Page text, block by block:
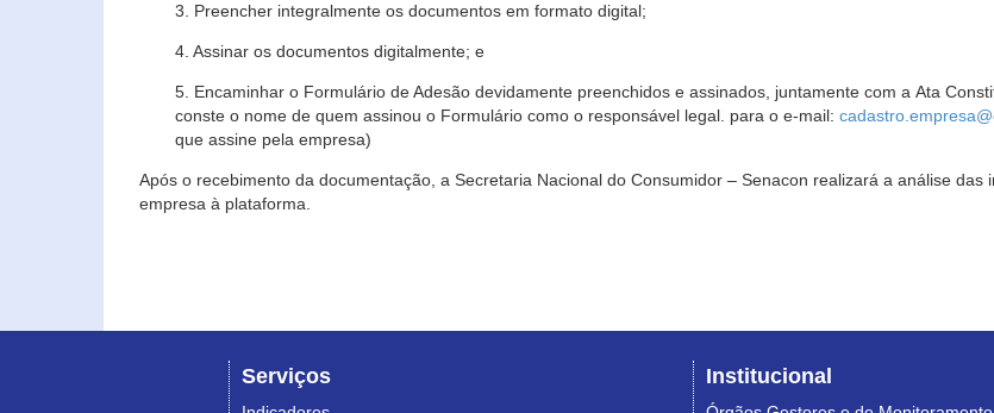
3. Preencher integralmente os documentos em formato digital;
4. Assinar os documentos digitalmente; e
5. Encaminhar o Formulário de Adesão devidamente preenchidos e assinados, juntamente com a Ata
conste o nome de quem assinou o Formulário como o responsável legal. para o e-mail:
que assine pela empresa)
Após o recebimento da documentação, a Secretaria Nacional do Consumidor – Senacon realizará a análise
empresa à plataforma.
Serviços Institucional